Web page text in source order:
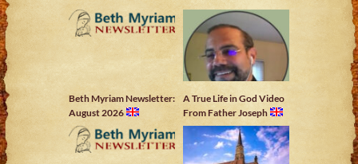
Beth Myriam Newsletter:
August 2026
A True Life in God Video
From Father Joseph